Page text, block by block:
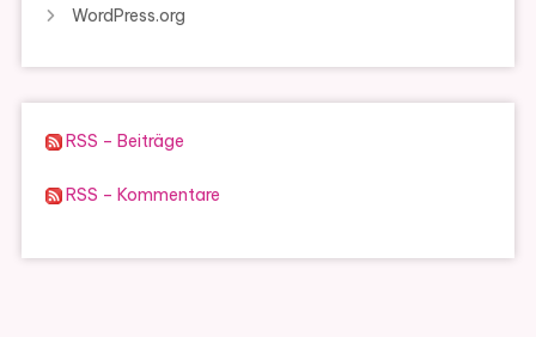
WordPress.org
RSS – Beiträge
RSS – Kommentare